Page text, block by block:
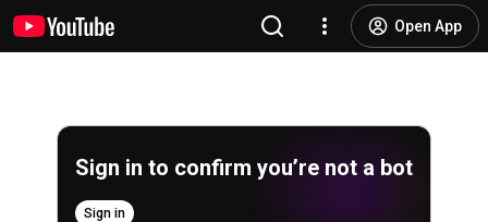
Open App
Sign in to confirm you’re not a bot
Sign in